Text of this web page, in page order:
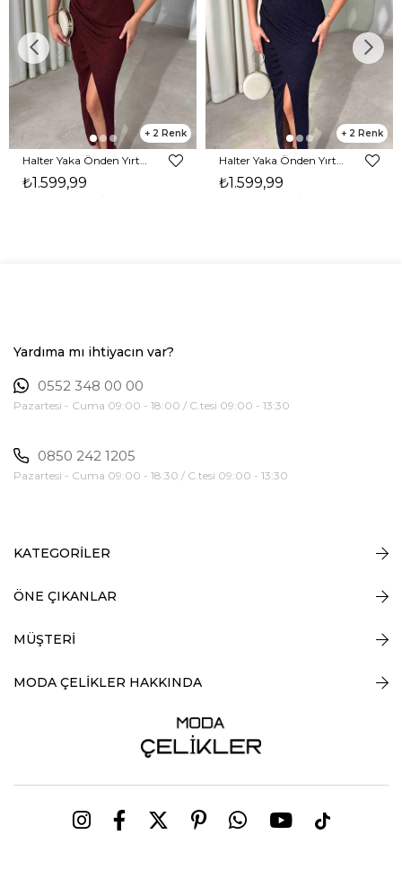
2
₺1.599,99
2
₺1.599,99
Yardıma mı ihtiyacın var?
0552 348 00 00
Pazartesi - Cuma 09:00 - 18:00 / C.tesi 09:00 - 13:30
0850 242 1205
Pazartesi - Cuma 09:00 - 18:30 / C.tesi 09:00 - 13:30
KATEGORİLER
ÖNE ÇIKANLAR
MÜŞTERİ
MODA ÇELİKLER HAKKINDA